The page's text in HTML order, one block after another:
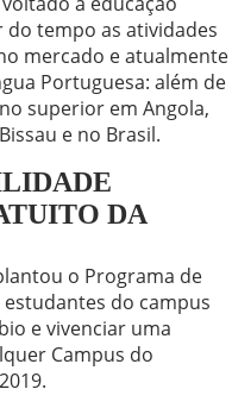
tempo as atividades
mercado e atualmente
Portuguesa: além de
superior em Angola,
e no Brasil.
DA
o Programa de
do campus
e vivenciar uma
Campus do